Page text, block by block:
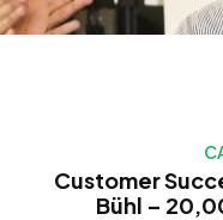
Customer
Bühl –